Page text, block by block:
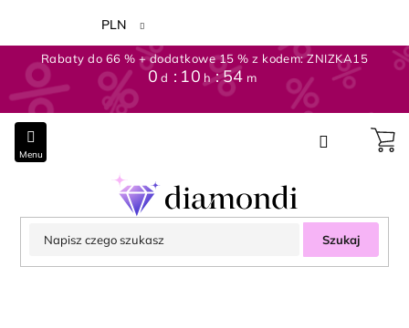
treści
Rabaty do 66 % + dodatkowe 15 % z kodem: ZNIZKA15
0 d 10 h 54 m
PLN
Szukaj